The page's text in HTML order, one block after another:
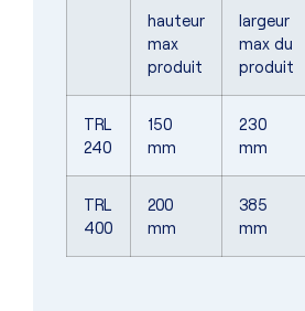
hauteur
max
produit
largeur
max du
produit
TRL
240
150
mm
230
mm
TRL
400
200
mm
385
mm